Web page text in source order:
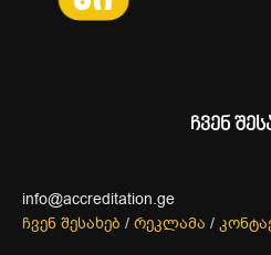
ჩვენ
info@accreditation.ge
ჩვენ შესახებ / რეკლამა /